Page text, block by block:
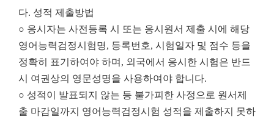
다. 성적 제출방법
○ 응시자는 사전등록 시 또는 응시원서 제출 시에 해당
영어능력검정시험명, 등록번호, 시험일자 및 점수 등을
정확히 표기하여야 하며, 외국에서 응시한 시험은 반드
시 여권상의 영문성명을 사용하여야 합니다.
○ 성적이 발표되지 않는 등 불가피한 사정으로 원서제
출 마감일까지 영어능력검정시험 성적을 제출하지 못하